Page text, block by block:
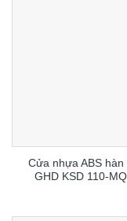
Cửa nhựa ABS hàn
GHD KSD 110-